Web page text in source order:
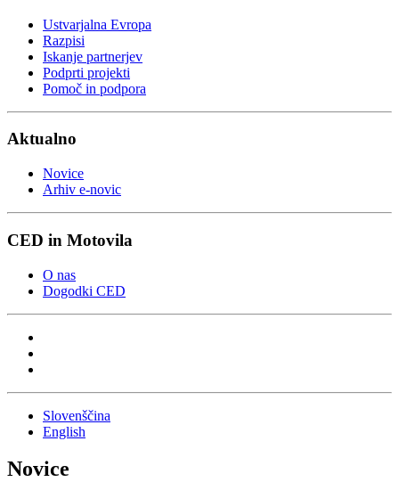
Ustvarjalna Evropa
Razpisi
Iskanje partnerjev
Podprti projekti
Pomoč in podpora
Aktualno
Novice
Arhiv e-novic
CED in Motovila
O nas
Dogodki CED
Slovenščina
English
Novice